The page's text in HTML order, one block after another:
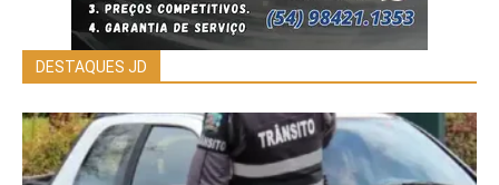
DESTAQUES JD